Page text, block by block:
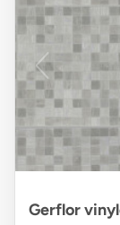
Gerflor